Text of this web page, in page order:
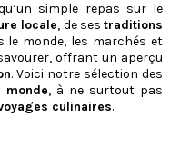
simple repas sur le
locale, de sestraditions
le monde, les marchés et
offrant un aperçu
. Voici notre sélection des
, à ne surtout pas
culinaires.